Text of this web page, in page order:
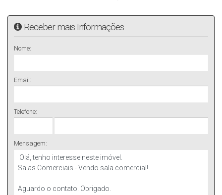
Receber mais Informações
Nome:
Email:
Telefone:
Mensagem: